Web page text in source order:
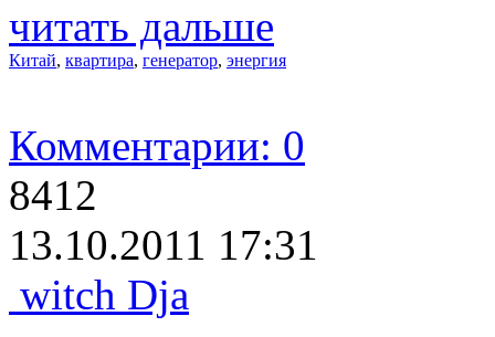
читать дальше
Китай, квартира, генератор, энергия
Комментарии: 0
8412
13.10.2011 17:31
witch Dja